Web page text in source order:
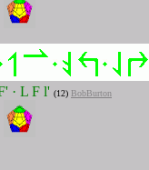
· L F l' (12) BobBurton